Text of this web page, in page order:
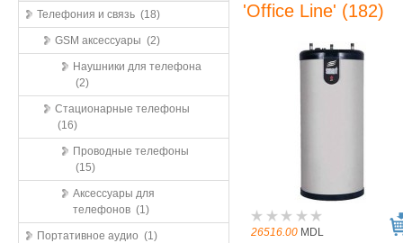
Телефония и связь (18)
GSM аксессуары (2)
Наушники для телефона
(2)
Стационарные телефоны
(16)
Проводные телефоны
(15)
Аксессуары для
телефонов (1)
Портативное аудио (1)
'Office Line' (182)
26516.00 MDL